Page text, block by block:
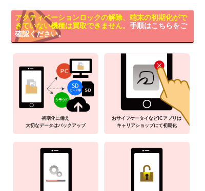
アクティベーションロックの解除、端末の初期化がで
きていない機種は買取できません。 手順はこちらをご
確認ください。
初期化に備え
大切なデータはバックアップ
おサイフケータイなどICアプリは
キャリアショップにて初期化